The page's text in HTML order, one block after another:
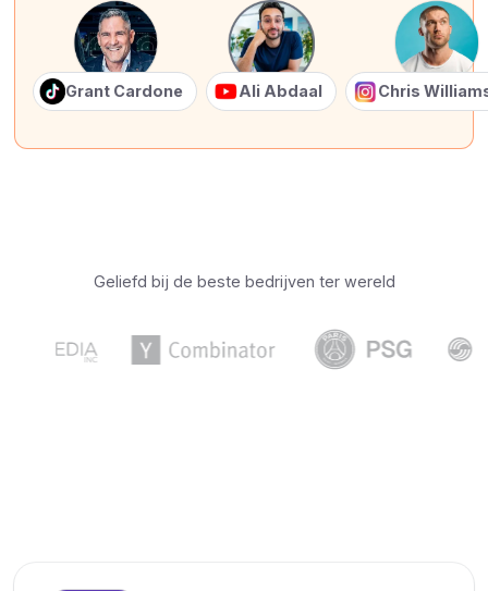
Grant Cardone Ali Abdaal Chris
Geliefd bij de beste bedrijven ter wereld